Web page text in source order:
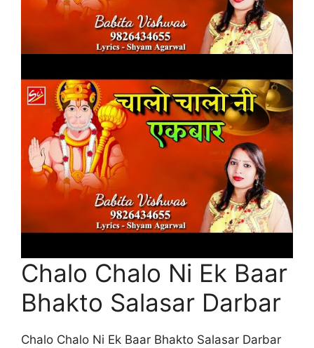
Chalo Chalo Ni Ek Baar
Bhakto Salasar Darbar
Chalo Chalo Ni Ek Baar Bhakto Salasar Darbar